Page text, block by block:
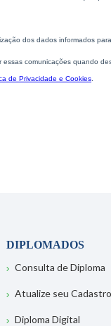
DIPLOMADOS
Consulta de Diploma
Atualize seu Cadastro
Diploma Digital